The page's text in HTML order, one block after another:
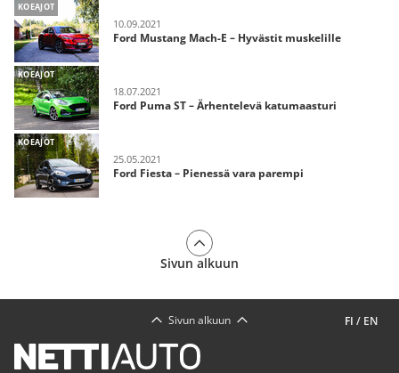
KOEAJOT
10.09.2021
Ford Mustang Mach-E – Hyvästit muskelille
KOEAJOT
18.07.2021
Ford Puma ST – Ärhentelevä katumaasturi
KOEAJOT
25.05.2021
Ford Fiesta – Pienessä vara parempi
Sivun alkuun
FI / EN
Sivun alkuun